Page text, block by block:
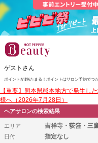
ゲストさん
ポイントが1%たまる！ ポイントはサロン予約でつ
【重要】熊本県熊本地方で発生し
様へ（2026年7月28日）
ヘアサロンの検索結果
エリア 吉祥寺・荻窪・三
日付 指定なし